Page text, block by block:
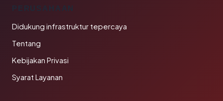
PERUSAHAAN
Didukung infrastruktur tepercaya
Tentang
Kebijakan Privasi
Syarat Layanan